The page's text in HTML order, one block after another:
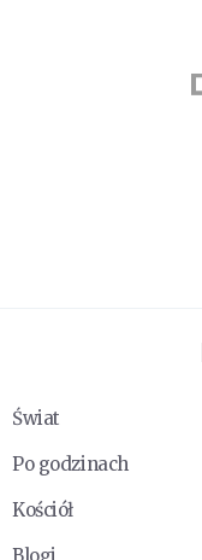
Świat
Po godzinach
Kościół